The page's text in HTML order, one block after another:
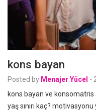
kons bayan
Posted by Menajer Yücel -
kons bayan ve konsomatris
yaş sınırı kaç?